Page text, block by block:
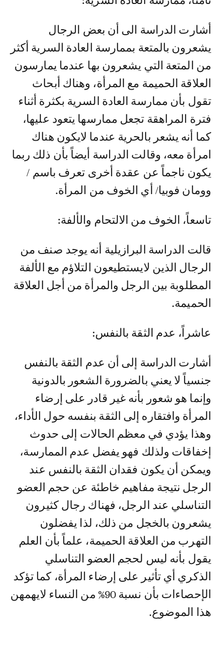
أشارت الدراسة الى أن بعض الرجال
يشعرون بالمتعة بممارسة العادة السرية أكثر
من المتعة التي يشعرون بها عندما يمارسون
العلاقة الحميمة مع المرأة، وهناك أبحاث
تقول بأن ممارسة العادة السرية بكثرة أثناء
فترة المراهقة تجعل ممارسها يتعود عليها،
كما أنه يشعر بالحرية عندما لايكون هناك
امرأة معه، وقالت الدراسة أيضاً بأن ذلك ربما
يكون ناجماً عن عقدة أخرى تعرف باسم /
وومان فوبيا/ أي الخوف من المرأة.
تاسعاً، الخوف من الالتحام والألفة:
قالت الدراسة البرازيلية أنه يوجد صنف من
الرجال الذين لايستطيعون التلاؤم مع الألفة
المطلوبة بين الرجل والمرأة من أجل العلاقة
الحميمة.
عاشراً، عدم الثقة بالنفس:
أشارت الدراسة إلى أن عدم الثقة بالنفس
جنسياً لا يعني بالضرورة الشعور بالدونية
وإنما هو شعور بأنه غير قادر على إرضاء
المرأة وافتقاره إلى الثقة بنفسه حول الأداء،
وهذا يؤدي في معظم الحالات إلى حدوث
إخفاقات ولذلك فهو يفضل عدم الممارسة،
ويمكن أن يكون فقدان الثقة بالنفس عند
الرجل نتيجة مفاهيم خاطئة عن حجم العضو
التناسلي عند الرجل، فهناك رجال كثيرون
يشعرون بالخجل من ذلك، لذا يفضلون
التهرب من العلاقة الحميمة، علماً بأن العلم
يقول بأنه ليس لحجم العضو التناسلي
الذكري أي تأثير على إرضاء المرأة، كما تؤكد
الإحصاءات بأن نسبة 90% من النساء لايهمهن
هذا الموضوع.